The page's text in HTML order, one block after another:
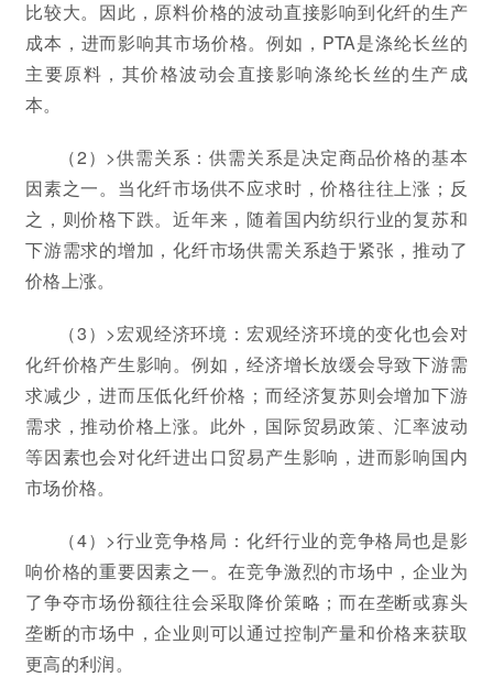
比较大。因此，原料价格的波动直接影响到化纤的生产
成本，进而影响其市场价格。例如，PTA是涤纶长丝的
主要原料，其价格波动会直接影响涤纶长丝的生产成
本。
（2）>供需关系：供需关系是决定商品价格的基本
因素之一。当化纤市场供不应求时，价格往往上涨；反
之，则价格下跌。近年来，随着国内纺织行业的复苏和
下游需求的增加，化纤市场供需关系趋于紧张，推动了
价格上涨。
（3）>宏观经济环境：宏观经济环境的变化也会对
化纤价格产生影响。例如，经济增长放缓会导致下游需
求减少，进而压低化纤价格；而经济复苏则会增加下游
需求，推动价格上涨。此外，国际贸易政策、汇率波动
等因素也会对化纤进出口贸易产生影响，进而影响国内
市场价格。
（4）>行业竞争格局：化纤行业的竞争格局也是影
响价格的重要因素之一。在竞争激烈的市场中，企业为
了争夺市场份额往往会采取降价策略；而在垄断或寡头
垄断的市场中，企业则可以通过控制产量和价格来获取
更高的利润。